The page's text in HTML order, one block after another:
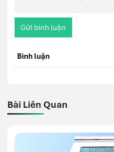
Gửi bình luận
Bình luận
Bài Liên Quan